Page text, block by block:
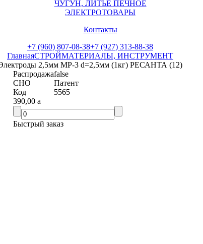
ЧУГУН, ЛИТЬЕ ПЕЧНОЕ
ЭЛЕКТРОТОВАРЫ
Контакты
+7 (960) 807-08-38+7 (927) 313-88-38
ГлавнаяСТРОЙМАТЕРИАЛЫ, ИНСТРУМЕНТ
2,5мм МР-3 d=2,5мм (1кг) РЕСАНТА (12)
Распродажаfalse
СНО
Патент
Код
5565
390,00 a
Быстрый заказ